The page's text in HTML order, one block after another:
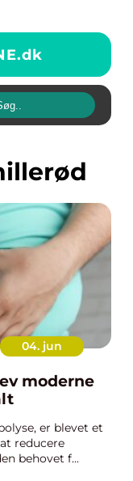
dk
04. jun
moderne
er blevet et
reducere
behovet f...